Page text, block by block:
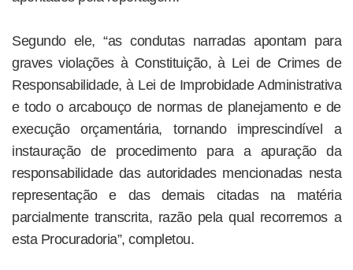
Segundo ele, “as condutas narradas apontam para
graves violações à Constituição, à Lei de Crimes de
Responsabilidade, à Lei de Improbidade Administrativa
e todo o arcabouço de normas de planejamento e de
execução orçamentária, tornando imprescindível a
instauração de procedimento para a apuração da
responsabilidade das autoridades mencionadas nesta
representação e das demais citadas na matéria
parcialmente transcrita, razão pela qual recorremos a
esta Procuradoria”, completou.